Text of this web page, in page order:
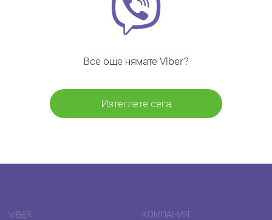
Все още нямате Viber?
Изтеглете сега
VIBER КОМПАНИЯ